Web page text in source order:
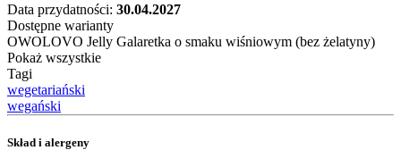
Data przydatności: 30.04.2027
Dostępne warianty
OWOLOVO Jelly Galaretka o smaku wiśniowym (bez żelatyny)
Pokaż wszystkie
Tagi
wegetariański
wegański
Skład i alergeny